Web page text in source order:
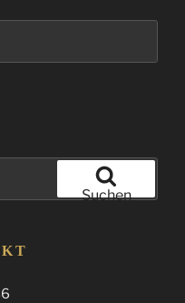
Suchen